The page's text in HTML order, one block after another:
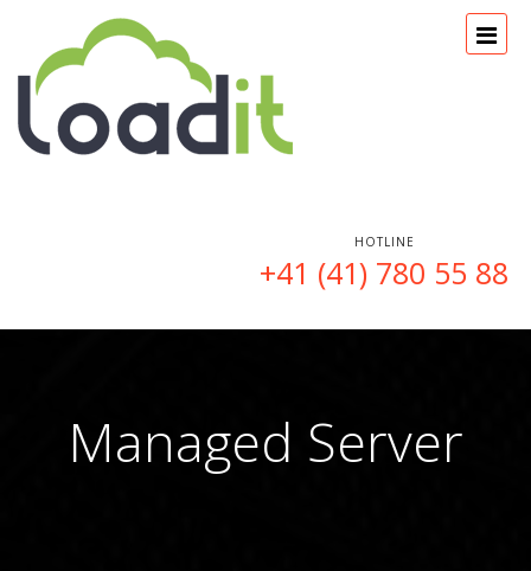
HOTLINE
+41 (41) 780 55 88
Managed Server